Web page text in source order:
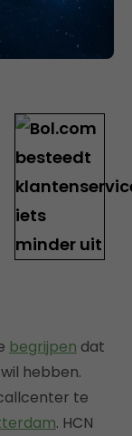
begrijpen dat
hebben.
te
. HCN